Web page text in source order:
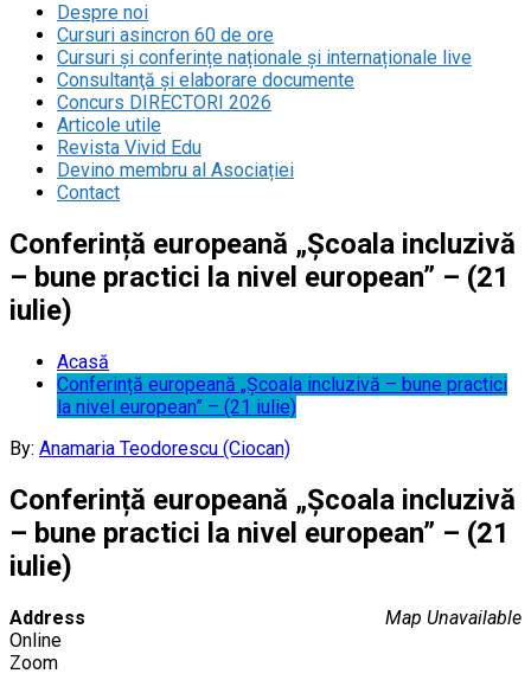
Despre noi
Cursuri asincron 60 de ore
Cursuri și conferințe naționale și internaționale live
Consultanţă și elaborare documente
Concurs DIRECTORI 2026
Articole utile
Revista Vivid Edu
Devino membru al Asociației
Contact
Conferință europeană „Școala incluzivă
– bune practici la nivel european” – (21
iulie)
Acasă
Conferință europeană „Școala incluzivă – bune practici
la nivel european” – (21 iulie)
By: Anamaria Teodorescu (Ciocan)
Conferință europeană „Școala incluzivă
– bune practici la nivel european” – (21
iulie)
Map Unavailable
Address
Online
Zoom